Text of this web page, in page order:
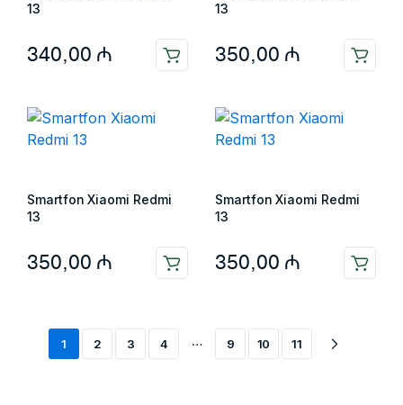
13
340,00 ₼
13
350,00 ₼
Smartfon Xiaomi Redmi
13
350,00 ₼
Smartfon Xiaomi Redmi
13
350,00 ₼
1 2 3 4 … 9 10 11